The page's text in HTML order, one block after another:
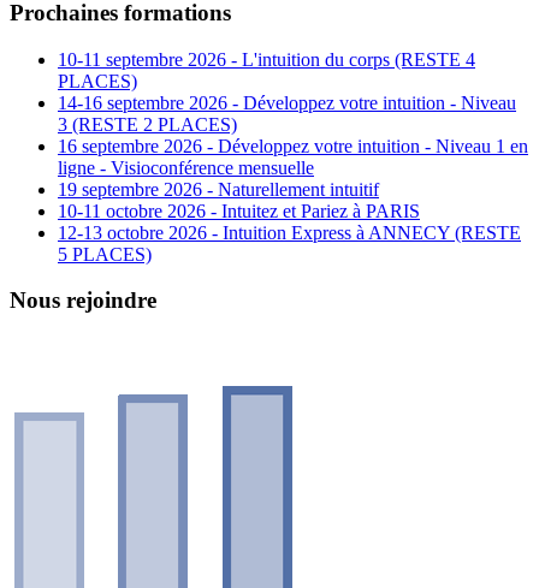
Prochaines formations
10-11 septembre 2026 - L'intuition du corps (RESTE 4
PLACES)
14-16 septembre 2026 - Développez votre intuition - Niveau
3 (RESTE 2 PLACES)
16 septembre 2026 - Développez votre intuition - Niveau 1 en
ligne - Visioconférence mensuelle
19 septembre 2026 - Naturellement intuitif
10-11 octobre 2026 - Intuitez et Pariez à PARIS
12-13 octobre 2026 - Intuition Express à ANNECY (RESTE
5 PLACES)
Nous rejoindre